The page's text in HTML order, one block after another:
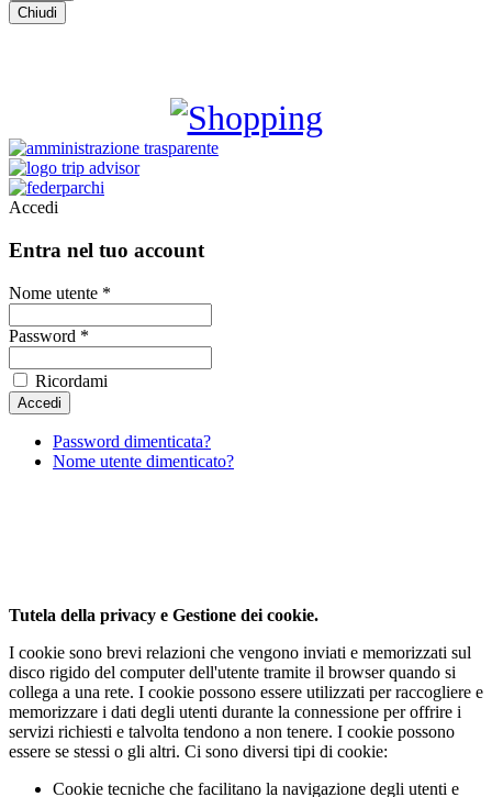
Chiudi
Accedi
Entra nel tuo account
Nome utente *
Password *
Ricordami
Password dimenticata?
Nome utente dimenticato?
Tutela della privacy e Gestione dei cookie.
I cookie sono brevi relazioni che vengono inviati e memorizzati sul
disco rigido del computer dell'utente tramite il browser quando si
collega a una rete. I cookie possono essere utilizzati per raccogliere e
memorizzare i dati degli utenti durante la connessione per offrire i
servizi richiesti e talvolta tendono a non tenere. I cookie possono
essere se stessi o gli altri. Ci sono diversi tipi di cookie:
Cookie tecniche che facilitano la navigazione degli utenti e